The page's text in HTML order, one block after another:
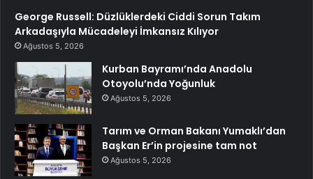
George Russell: Düzlüklerdeki Ciddi Sorun Takım
Arkadaşıyla Mücadeleyi İmkansız Kılıyor
Ağustos 5, 2026
Kurban Bayramı’nda Anadolu
Otoyolu’nda Yoğunluk
Ağustos 5, 2026
Tarım ve Orman Bakanı Yumaklı’dan
Başkan Er’in projesine tam not
Ağustos 5, 2026